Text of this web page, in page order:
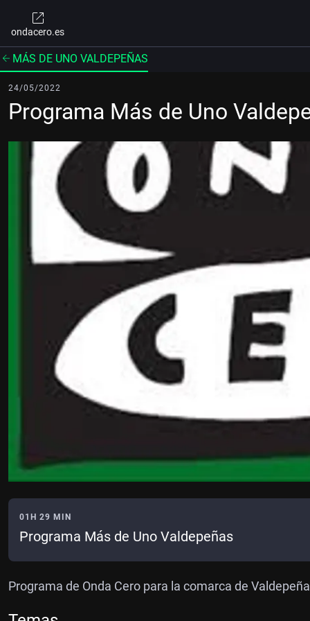
ondacero.es
MÁS DE UNO VALDEPEÑAS
24/05/2022
Programa Más de Uno
01H 29 MIN
Programa Más de Uno Valdepeñas
Programa de Onda Cero para la comarca de